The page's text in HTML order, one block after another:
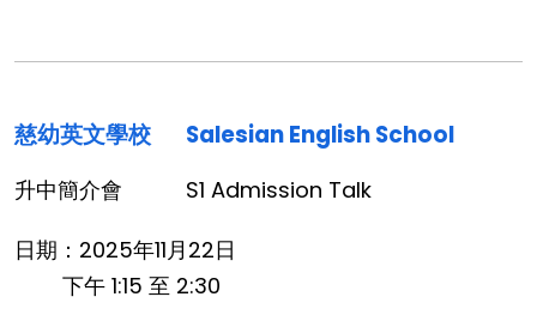
慈幼英文學校 Salesian English School
升中簡介會
S1 Admission Talk
日期：2025年11月22日
下午 1:15 至 2:30